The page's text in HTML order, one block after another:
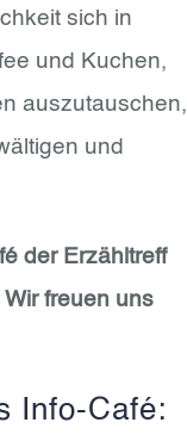
sich in
und Kuchen,
auszutauschen,
und
der Erzähltreff
Wir freuen uns
Info-Café: